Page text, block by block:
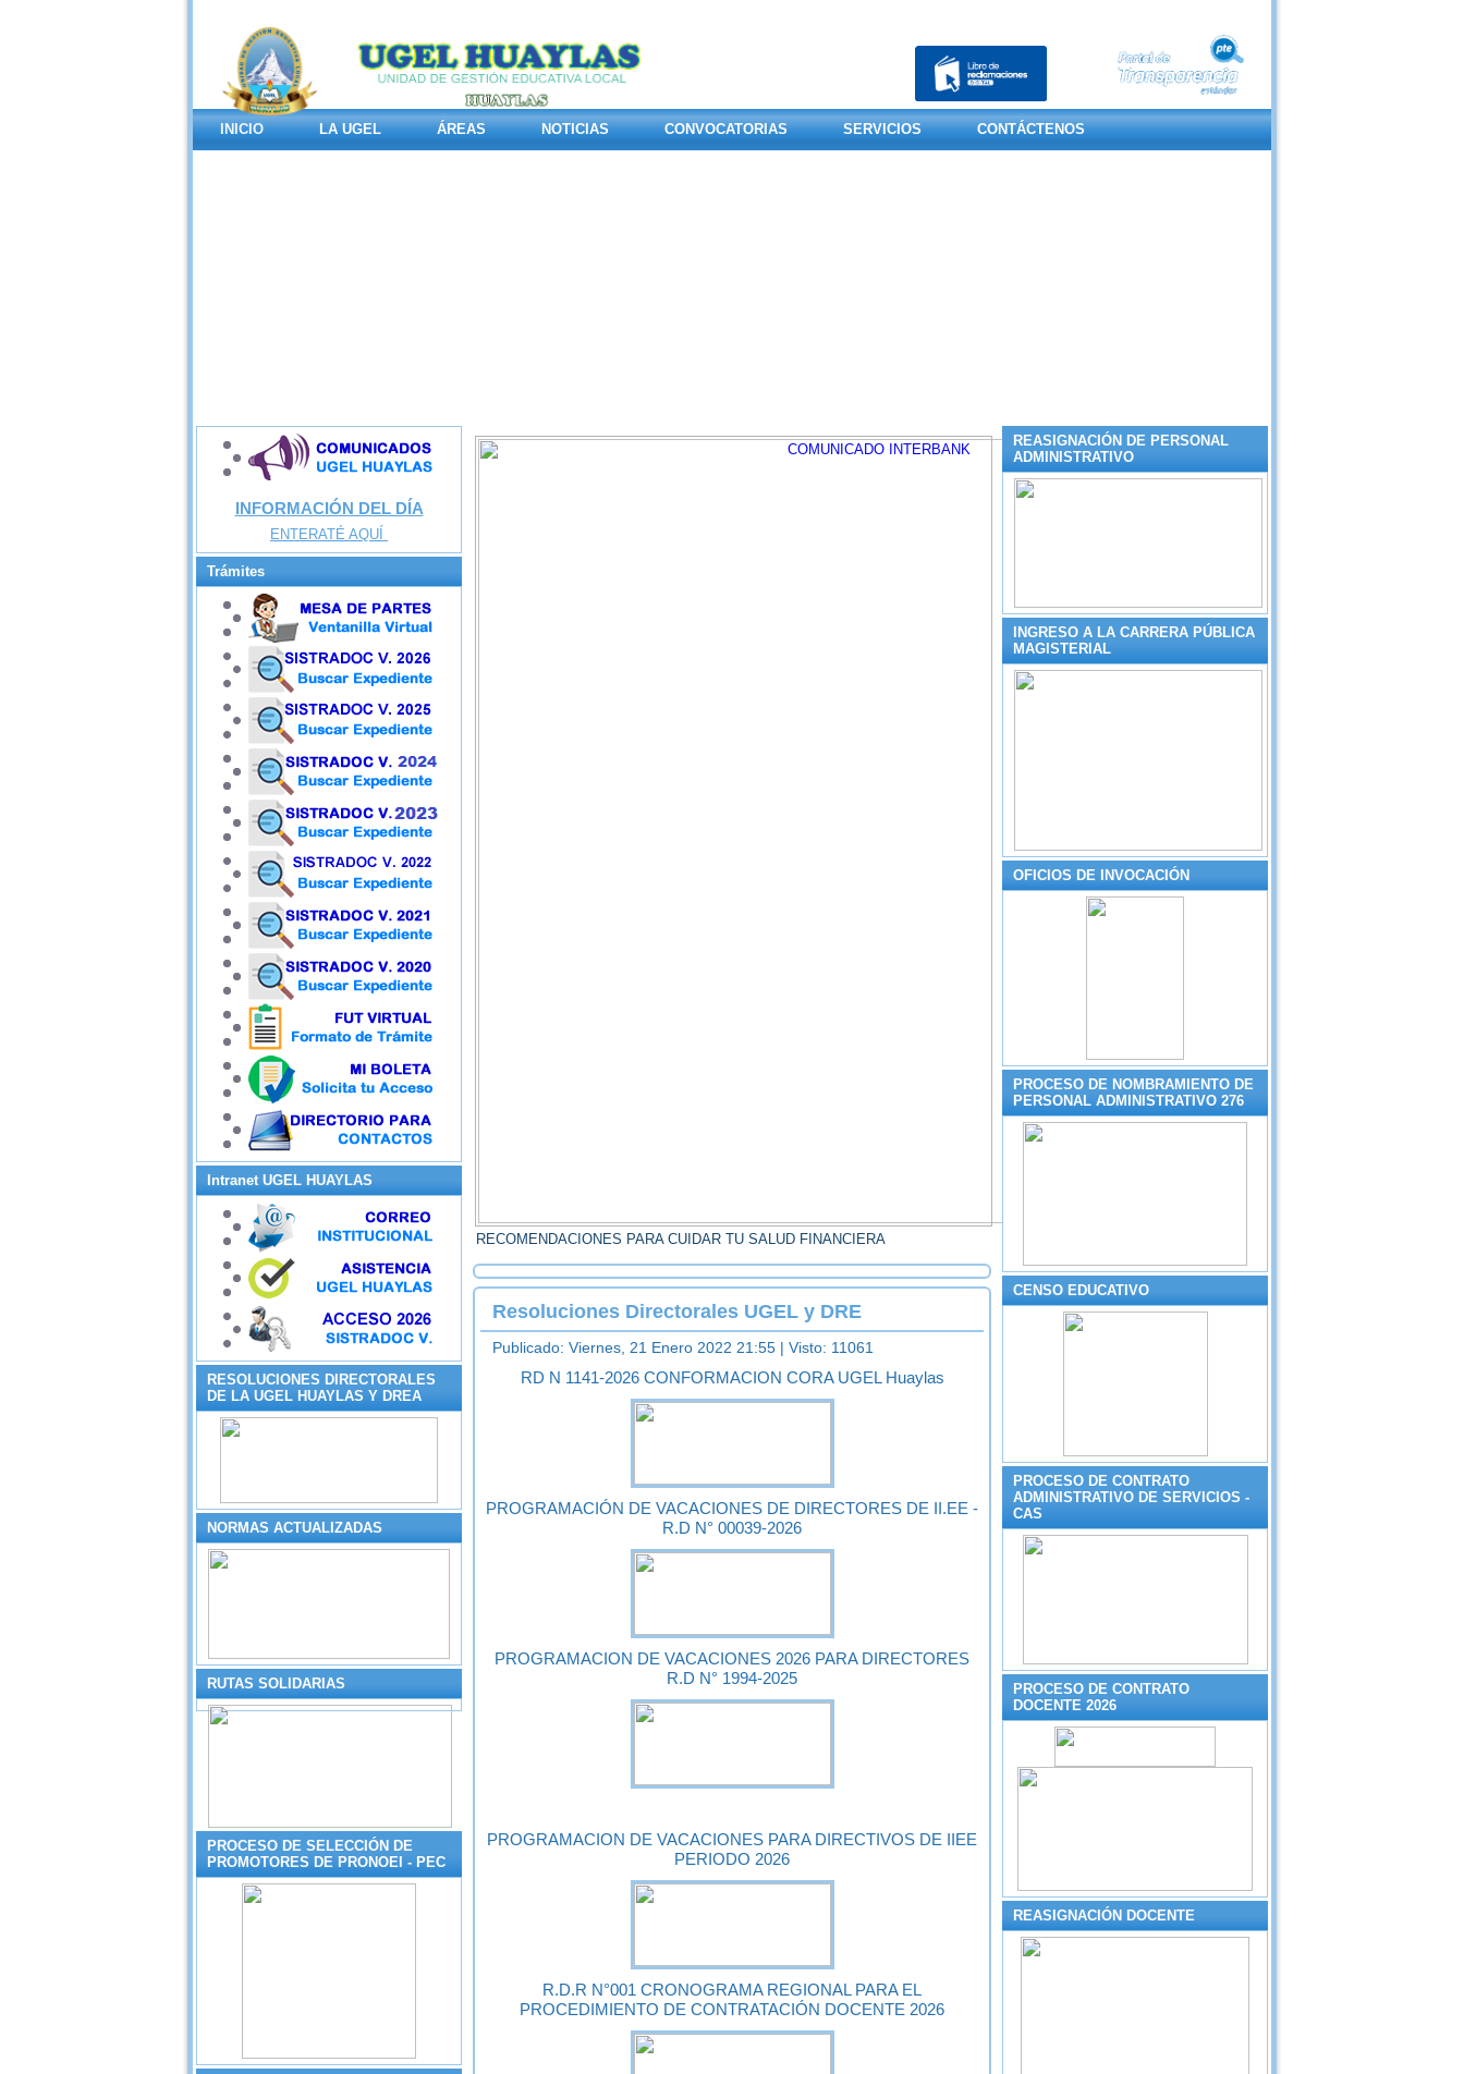
INICIO LA UGEL ÁREAS NOTICIAS CONVOCATORIAS SERVICIOS CONTÁCTENOS
INFORMACIÓN DEL DÍA
ENTERATÉ AQUÍ
Trámites
Intranet UGEL HUAYLAS
RESOLUCIONES DIRECTORALES
DE LA UGEL HUAYLAS Y DREA
NORMAS ACTUALIZADAS
RUTAS SOLIDARIAS
PROCESO DE SELECCIÓN DE
PROMOTORES DE PRONOEI - PEC
1 2 3 4 5
RECOMENDACIONES PARA CUIDAR TU SALUD FINANCIERA
Resoluciones Directorales UGEL y DRE
Publicado: Viernes, 21 Enero 2022 21:55 | Visto: 11061
RD N 1141-2026 CONFORMACION CORA UGEL Huaylas
PROGRAMACIÓN DE VACACIONES DE DIRECTORES DE II.EE -
R.D N° 00039-2026
PROGRAMACION DE VACACIONES 2026 PARA DIRECTORES
R.D N° 1994-2025
PROGRAMACION DE VACACIONES PARA DIRECTIVOS DE IIEE
PERIODO 2026
R.D.R N°001 CRONOGRAMA REGIONAL PARA EL
PROCEDIMIENTO DE CONTRATACIÓN DOCENTE 2026
REASIGNACIÓN DE PERSONAL
ADMINISTRATIVO
INGRESO A LA CARRERA PÚBLICA
MAGISTERIAL
OFICIOS DE INVOCACIÓN
PROCESO DE NOMBRAMIENTO DE
PERSONAL ADMINISTRATIVO 276
CENSO EDUCATIVO
PROCESO DE CONTRATO
ADMINISTRATIVO DE SERVICIOS -
CAS
PROCESO DE CONTRATO
DOCENTE 2026
REASIGNACIÓN DOCENTE